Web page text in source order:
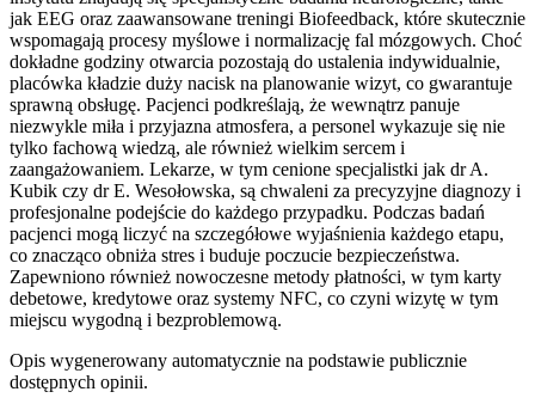
jak EEG oraz zaawansowane treningi Biofeedback, które skutecznie
wspomagają procesy myślowe i normalizację fal mózgowych. Choć
dokładne godziny otwarcia pozostają do ustalenia indywidualnie,
placówka kładzie duży nacisk na planowanie wizyt, co gwarantuje
sprawną obsługę. Pacjenci podkreślają, że wewnątrz panuje
niezwykle miła i przyjazna atmosfera, a personel wykazuje się nie
tylko fachową wiedzą, ale również wielkim sercem i
zaangażowaniem. Lekarze, w tym cenione specjalistki jak dr A.
Kubik czy dr E. Wesołowska, są chwaleni za precyzyjne diagnozy i
profesjonalne podejście do każdego przypadku. Podczas badań
pacjenci mogą liczyć na szczegółowe wyjaśnienia każdego etapu,
co znacząco obniża stres i buduje poczucie bezpieczeństwa.
Zapewniono również nowoczesne metody płatności, w tym karty
debetowe, kredytowe oraz systemy NFC, co czyni wizytę w tym
miejscu wygodną i bezproblemową.
Opis wygenerowany automatycznie na podstawie publicznie
dostępnych opinii.